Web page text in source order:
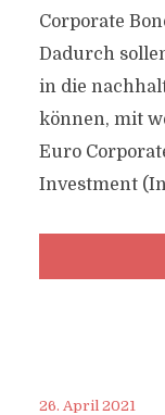
Corporate
Dadurch
in die
können, mit
Euro
Investment
26. April 2021